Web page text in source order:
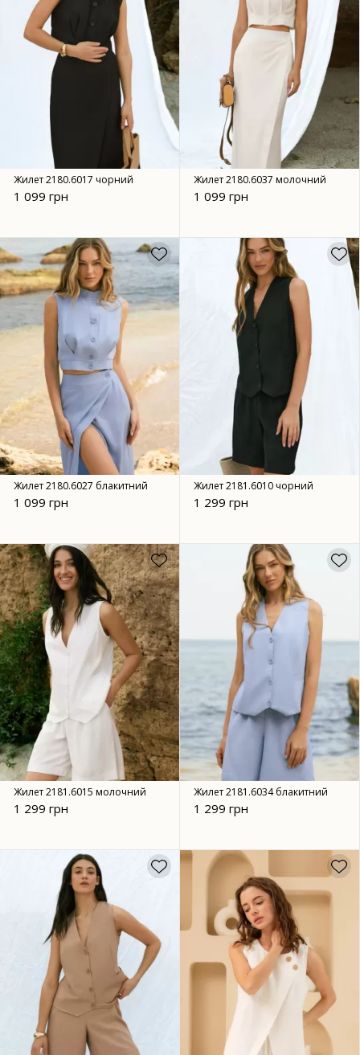
Жилет 2180.6017 чорний
1 099 грн
Жилет 2180.6037 молочний
1 099 грн
Жилет 2180.6027 блакитний
1 099 грн
Жилет 2181.6010 чорний
1 299 грн
Жилет 2181.6015 молочний
1 299 грн
Жилет 2181.6034 блакитний
1 299 грн